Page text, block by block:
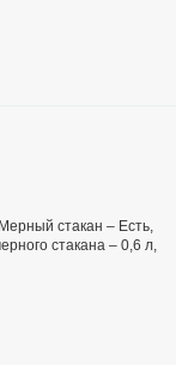
стакан – Есть,
стакана – 0,6 л,